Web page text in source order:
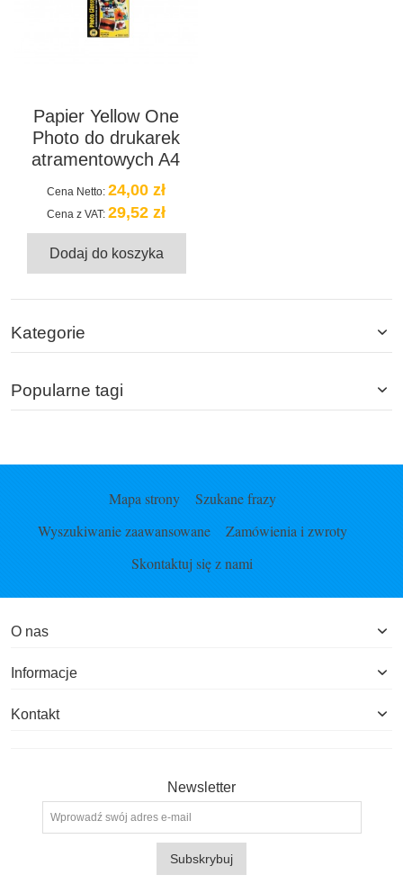
Papier Yellow One
Photo do drukarek
atramentowych A4
Cena Netto: 24,00 zł
Cena z VAT: 29,52 zł
Dodaj do koszyka
Kategorie
Popularne tagi
Mapa strony
Szukane frazy
Wyszukiwanie zaawansowane
Zamówienia i zwroty
Skontaktuj się z nami
O nas
Informacje
Kontakt
Newsletter
Subskrybuj